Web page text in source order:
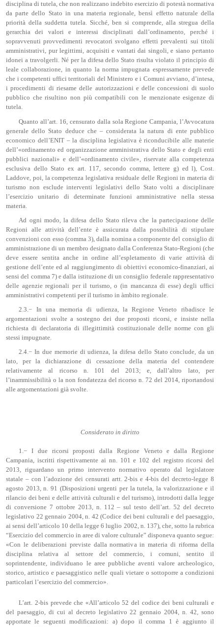
disciplina di tutela, che non realizzano indebito esercizio di potestà normativa
da parte dello Stato in una materia regionale, bensì effetto naturale della
priorità della suddetta tutela. Sicché, ben si comprende, alla stregua della
gerarchia dei valori e interessi disciplinati dall’ordinamento, perché i
sopravvenuti provvedimenti revocatori svolgano effetti prevalenti sui titoli
amministrativi, pur legittimi, acquisiti e vantati dai singoli, e siano pertanto
idonei a travolgerli. Né per la difesa dello Stato risulta violato il principio di
leale collaborazione, in quanto la norma impugnata espressamente prevede
che i competenti uffici territoriali del Ministero e i Comuni avviano, d’intesa,
i procedimenti di riesame delle autorizzazioni e delle concessioni di suolo
pubblico che risultino non più compatibili con le menzionate esigenze di
tutela.
Quanto all’art. 16, censurato dalla sola Regione Campania, l’Avvocatura
generale dello Stato deduce che – considerata la natura di ente pubblico
economico dell’ENIT – la disciplina legislativa è riconducibile alle materie
dell’«ordinamento ed organizzazione amministrativa dello Stato e degli enti
pubblici nazionali» e dell’«ordinamento civile», riservate alla competenza
esclusiva dello Stato ex art. 117, secondo comma, lettere g) ed l), Cost.
Laddove, poi, la competenza legislativa residuale delle Regioni in materia di
turismo non esclude interventi legislativi dello Stato volti a disciplinare
l’esercizio unitario di determinate funzioni amministrative nella stessa
materia.
Ad ogni modo, la difesa dello Stato rileva che la partecipazione delle
Regioni alle attività dell’ente è assicurata dalla possibilità di stipulare
convenzioni con esso (comma 3), dalla nomina a componente del consiglio di
amministrazione di un membro designato dalla Conferenza Stato-Regioni (che
deve essere sentita anche in ordine all’espletamento di varie attività di
gestione dell’ente ed al raggiungimento di obiettivi economico-finanziari, ai
sensi del comma 7) e dalla istituzione di un consiglio federale rappresentativo
delle agenzie regionali per il turismo, o (in mancanza di esse) degli uffici
amministrativi competenti per il turismo in àmbito regionale.
2.3.− In una memoria di udienza, la Regione Veneto ribadisce le
argomentazioni svolte a sostegno dei due proposti ricorsi, e insiste nella
richiesta di declaratoria di illegittimità costituzionale delle norme con gli
stessi impugnate.
2.4.− In due memorie di udienza, la difesa dello Stato conclude, da un
lato, per la dichiarazione di cessazione della materia del contendere
relativamente al ricorso n. 101 del 2013; e, dall’altro lato, per
l’inammissibilità o la non fondatezza del ricorso n. 72 del 2014, riportandosi
alle argomentazioni già svolte.
Considerato in diritto
1.− I due ricorsi proposti dalla Regione Veneto e dalla Regione
Campania, iscritti rispettivamente ai nn. 101 e 102 del registro ricorsi del
2013, riguardano un primo intervento normativo operato dal legislatore
statale – con l’adozione dei censurati artt. 2-bis e 4-bis del decreto-legge 8
agosto 2013, n. 91 (Disposizioni urgenti per la tutela, la valorizzazione e il
rilancio dei beni e delle attività culturali e del turismo), introdotti dalla legge
di conversione 7 ottobre 2013, n. 112 – sul testo dell’art. 52 del decreto
legislativo 22 gennaio 2004, n. 42 (Codice dei beni culturali e del paesaggio,
ai sensi dell’articolo 10 della legge 6 luglio 2002, n. 137), che, sotto la rubrica
“Esercizio del commercio in aree di valore culturale” disponeva quanto segue:
«Con le deliberazioni previste dalla normativa in materia di riforma della
disciplina relativa al settore del commercio, i comuni, sentito il
soprintendente, individuano le aree pubbliche aventi valore archeologico,
storico, artistico e paesaggistico nelle quali vietare o sottoporre a condizioni
particolari l’esercizio del commercio».
L’art. 2-bis prevede che «All’articolo 52 del codice dei beni culturali e
del paesaggio, di cui al decreto legislativo 22 gennaio 2004, n. 42, sono
apportate le seguenti modificazioni: a) dopo il comma 1 è aggiunto il